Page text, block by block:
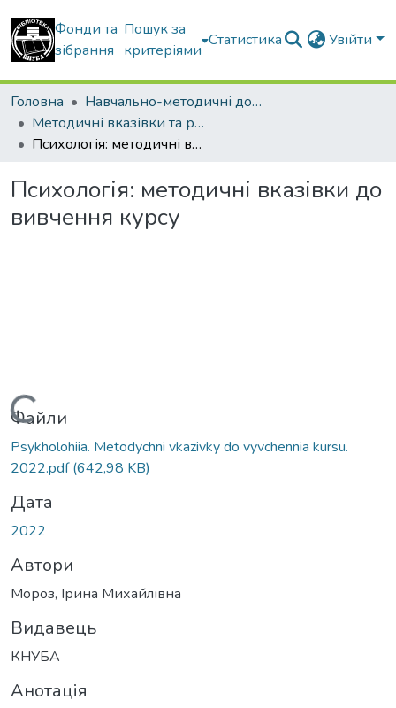
Фонди та
зібрання
Пошук за
критеріями
Статистика Увійти
Головна
Навчально-методичні документи
Методичні вказівки та рекомендації
Психологія: методичні вказівки до вивчення курсу
Психологія: методичні вказівки до
вивчення курсу
Вантажиться...
Файли
Psykholohiia. Metodychni vkazivky do vyvchennia kursu.
2022.pdf(642,98 KB)
Дата
2022
Автори
Мороз, Ірина Михайлівна
Видавець
КНУБА
Анотація